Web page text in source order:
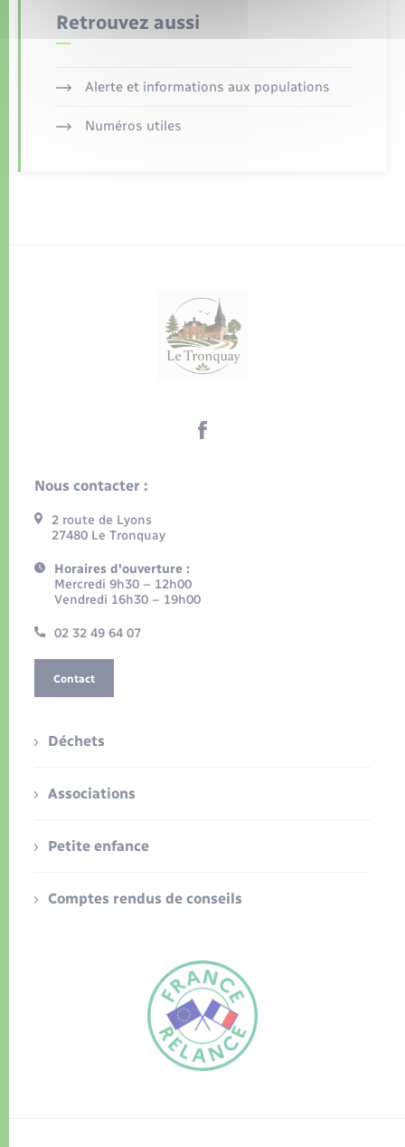
Retrouvez aussi
Alerte et informations aux populations
Numéros utiles
Nous contacter :
2 route de Lyons
27480 Le Tronquay
Horaires d'ouverture :
Mercredi 9h30 – 12h00
Vendredi 16h30 – 19h00
02 32 49 64 07
Contact
Déchets
Associations
Petite enfance
Comptes rendus de conseils